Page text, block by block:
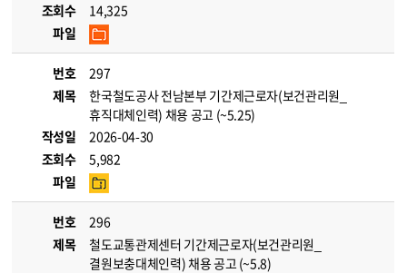
조회수
14,325
파일
번호
297
제목
한국철도공사 전남본부 기간제근로자(보건관리원_
휴직대체인력) 채용 공고 (~5.25)
작성일
2026-04-30
조회수
5,982
파일
번호
296
제목
철도교통관제센터 기간제근로자(보건관리원_
결원보충대체인력) 채용 공고 (~5.8)